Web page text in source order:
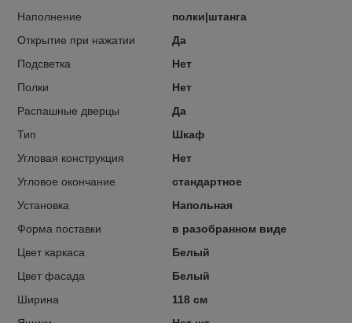
Наполнение
полки|штанга
Открытие при нажатии
Да
Подсветка
Нет
Полки
Нет
Распашные дверцы
Да
Тип
Шкаф
Угловая конструкция
Нет
Угловое окончание
стандартное
Установка
Напольная
Форма поставки
в разобранном виде
Цвет каркаса
Белый
Цвет фасада
Белый
Ширина
118 см